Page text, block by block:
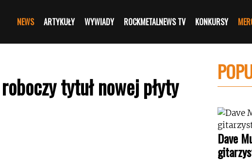
NEWS ARTYKUŁY WYWIADY ROCKMETALNEWS TV KONKURSY
tytuł nowej płyty
Dave